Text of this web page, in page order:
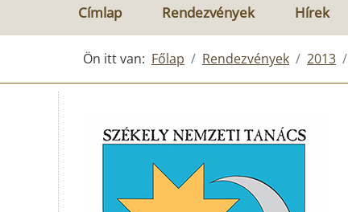
Címlap Rendezvények Hírek
Ön itt van: Főlap Rendezvények 2013